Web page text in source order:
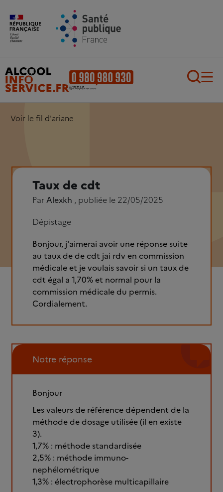
Aller au contenu principal
Voir le fil d'ariane
Taux de cdt
ParAlexkh , publiée le 22/05/2025
Dépistage
Bonjour, j'aimerai avoir une réponse suite
au taux de de cdt jai rdv en commission
médicale et je voulais savoir si un taux de
cdt égal a 1,70% et normal pour la
commission médicale du permis.
Cordialement.
Notre réponse
Bonjour
Les valeurs de référence dépendent de la
méthode de dosage utilisée (il en existe
3).
1,7% : méthode standardisée
2,5% : méthode immuno-
nephélométrique
1,3% : électrophorèse multicapillaire